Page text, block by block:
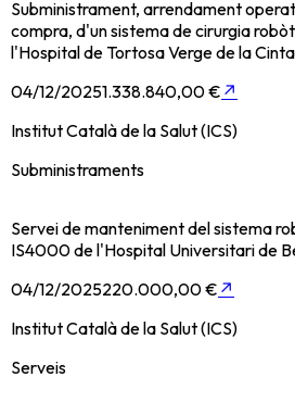
Subministrament, arrendament
compra, d'un sistema de cirurgia
l'Hospital de Tortosa Verge de la Cinta
04/12/20251.338.840,00 € ↗
Institut Català de la Salut (ICS)
Subministraments
Servei de manteniment del sistema
IS4000 de l'Hospital Universitari de
04/12/2025220.000,00 € ↗
Institut Català de la Salut (ICS)
Serveis